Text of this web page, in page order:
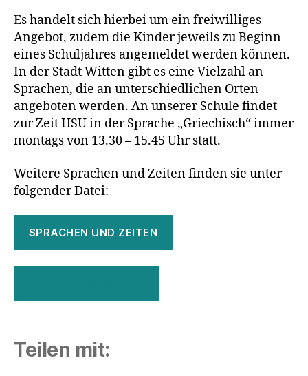
Es handelt sich hierbei um ein freiwilliges
Angebot, zudem die Kinder jeweils zu Beginn
eines Schuljahres angemeldet werden können.
In der Stadt Witten gibt es eine Vielzahl an
Sprachen, die an unterschiedlichen Orten
angeboten werden. An unserer Schule findet
zur Zeit HSU in der Sprache „Griechisch“ immer
montags von 13.30 – 15.45 Uhr statt.
Weitere Sprachen und Zeiten finden sie unter
folgender Datei:
SPRACHEN UND ZEITEN
Teilen mit: